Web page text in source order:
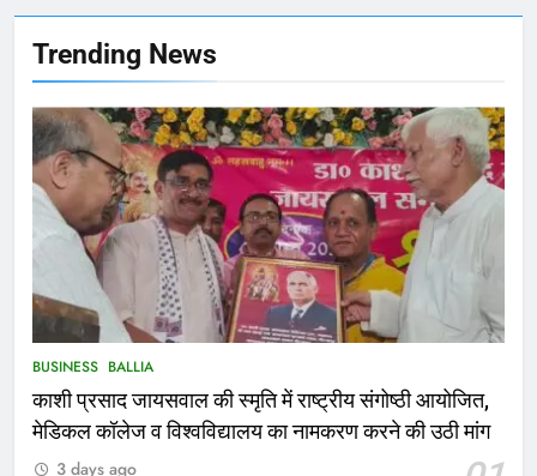
Trending News
BUSINESS BALLIA
काशी प्रसाद जायसवाल की स्मृति में राष्ट्रीय संगोष्ठी आयोजित,
मेडिकल कॉलेज व विश्वविद्यालय का नामकरण करने की उठी मांग
3 days ago
बलिया को मिलेगी नई ट्रेन की सौगात
NATIONAL
166
Ballia : कर्ज के बोझ तले दबे कारोबारी ने
फांसी लगाकर दी जान
NATIONAL बलिया
Ballia : थैंक्यू बलिया पुलिस: पीड़िता को
मिले 1.38 लाख रूपये
1